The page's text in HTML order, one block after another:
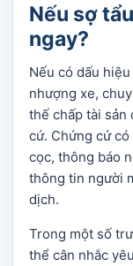
Nếu sợ
ngay?
Nếu có dấu
nhượng xe,
thế chấp tài sản
cứ. Chứng cứ
cọc, thông báo
thông tin người
dịch.
Trong một số
thể cân nhắc